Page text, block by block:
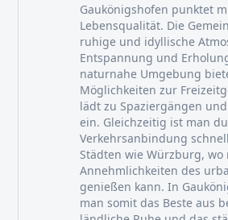
Gaukönigshofen punktet
Lebensqualität. Die
ruhige und idyllische
Entspannung und
naturnahe Umgebung
Möglichkeiten zur
lädt zu Spaziergängen
ein. Gleichzeitig ist man
Verkehrsanbindung
Städten wie Würzburg, wo
Annehmlichkeiten des
genießen kann. In
man somit das Beste aus